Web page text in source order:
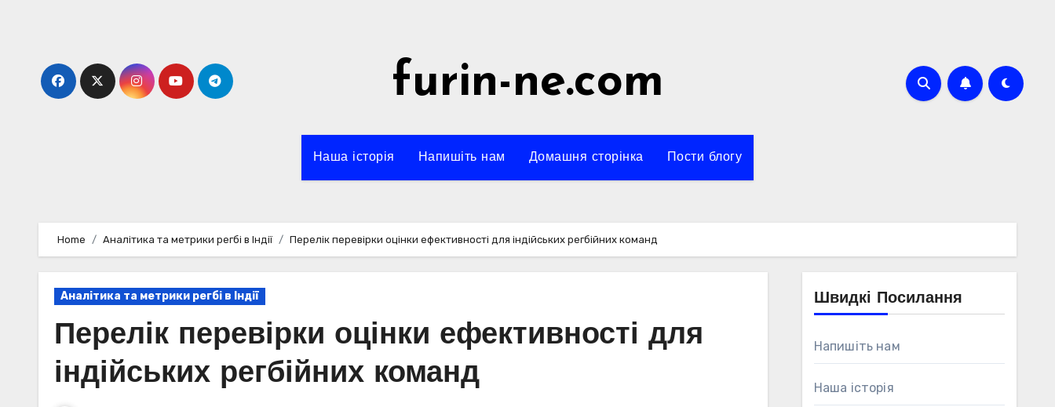
furin-ne.com
Наша історія Напишіть нам Домашня сторінка Пости блогу
Home Аналітика та метрики регбі в Індії Перелік перевірки оцінки ефективності для індійських регбійних команд
Аналітика та метрики регбі в Індії
Перелік перевірки оцінки ефективності для
індійських регбійних команд
Швидкі Посилання
Напишіть нам
Наша історія